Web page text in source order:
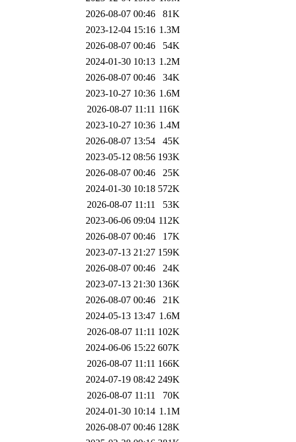
2026-08-07 00:46
81K
2023-12-04 15:16 1.3M
2026-08-07 00:46
54K
2024-01-30 10:13 1.2M
2026-08-07 00:46
34K
2023-10-27 10:36 1.6M
2026-08-07 11:11 116K
2023-10-27 10:36 1.4M
2026-08-07 13:54
45K
2023-05-12 08:56 193K
2026-08-07 00:46
25K
2024-01-30 10:18 572K
2026-08-07 11:11
53K
2023-06-06 09:04 112K
2026-08-07 00:46
17K
2023-07-13 21:27 159K
2026-08-07 00:46
24K
2023-07-13 21:30 136K
2026-08-07 00:46
21K
2024-05-13 13:47 1.6M
2026-08-07 11:11 102K
2024-06-06 15:22 607K
2026-08-07 11:11 166K
2024-07-19 08:42 249K
2026-08-07 11:11
70K
2024-01-30 10:14 1.1M
2026-08-07 00:46 128K